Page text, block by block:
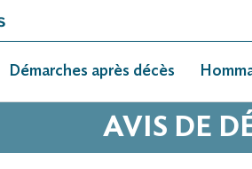
Démarches après décès
AVIS DE